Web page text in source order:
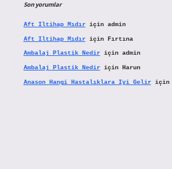
Son yorumlar
Aft Iltihap Mıdıriçin admin
Aft Iltihap Mıdıriçin Fırtına
Ambalaj Plastik Nediriçin admin
Ambalaj Plastik Nediriçin Harun
Anason Hangi Hastalıklara Iyi Geliriçin